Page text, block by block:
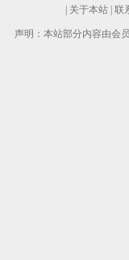
关于本站 联
声明：本站部分内容由会